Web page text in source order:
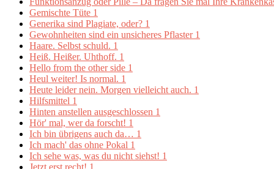
Gemischte Tüte 1
Generika sind Plagiate, oder? 1
Gewohnheiten sind ein unsicheres Pflaster 1
Haare. Selbst schuld. 1
Heiß. Heißer. Uhthoff. 1
Hello from the other side 1
Heul weiter! Is normal. 1
Heute leider nein. Morgen vielleicht auch. 1
Hilfsmittel 1
Hinten anstellen ausgeschlossen 1
Hör' mal, wer da forscht! 1
Ich bin übrigens auch da… 1
Ich mach' das ohne Pokal 1
Ich sehe was, was du nicht siehst! 1
Jetzt erst recht! 1